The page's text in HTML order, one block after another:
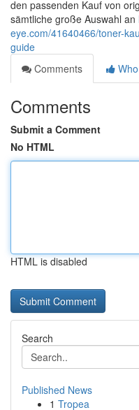
den passenden Kauf von
sämtliche große Auswahl an
eye.com/41640466/toner-
guide
Comments
Comments
Submit a Comment
No HTML
HTML is disabled
Search
Published News
1 Tropea